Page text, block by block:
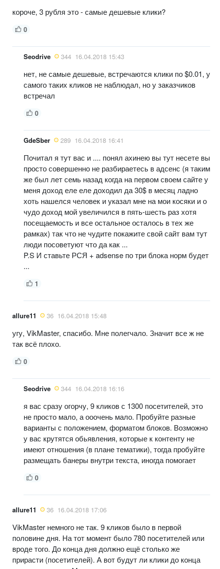
короче, 3 рубля это - самые дешевые клики?
0
Seodrive 344 16.04.2018 15:43
нет, не самые дешевые, встречаются клики по $0.01, у
самого таких кликов не наблюдал, но у заказчиков
встречал
0
GdeSber 289 16.04.2018 16:41
Почитал я тут вас и .... понял ахинею вы тут несете вы
просто совершенно не разбираетесь в адсенс (я таким
же был лет семь назад когда на первом своем сайте у
меня доход еле еле доходил да 30$ в месяц ладно
хоть нашелся человек и указал мне на мои косяки и о
чудо доход мой увеличился в пять-шесть раз хотя
посещаемость и все остальное осталось в тех же
рамках) так что не чудите покажите свой сайт вам тут
люди посоветуют что да как ...
P.S И ставьте РСЯ + adsense по три блока норм будет
...
1
allure11 36 16.04.2018 15:48
угу, VikMaster, спасибо. Мне полегчало. Значит все ж не
так всё плохо.
0
Seodrive 344 16.04.2018 16:16
я вас сразу огорчу, 9 кликов с 1300 посетителей, это
не просто мало, а ооочень мало. Пробуйте разные
варианты с положением, форматом блоков. Возможно
у вас крутятся обьявления, которые к контенту не
имеют отношения (в плане тематики), тогда пробуйте
размещать банеры внутри текста, иногда помогает
0
allure11 36 16.04.2018 17:06
VikMaster немного не так. 9 кликов было в первой
половине дня. На тот момент было 780 посетителей или
вроде того. До конца дня должно ещё столько же
прирасти (посетителей). А вот будут ли клики до конца